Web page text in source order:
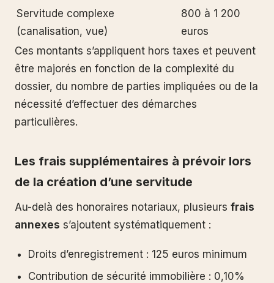
Servitude complexe
(canalisation, vue)
800 à 1 200
euros
Ces montants s’appliquent hors taxes et peuvent
être majorés en fonction de la complexité du
dossier, du nombre de parties impliquées ou de la
nécessité d’effectuer des démarches
particulières.
Les frais supplémentaires à prévoir lors
de la création d’une servitude
Au-delà des honoraires notariaux, plusieurs frais
annexes s’ajoutent systématiquement :
Droits d’enregistrement : 125 euros minimum
Contribution de sécurité immobilière : 0,10%